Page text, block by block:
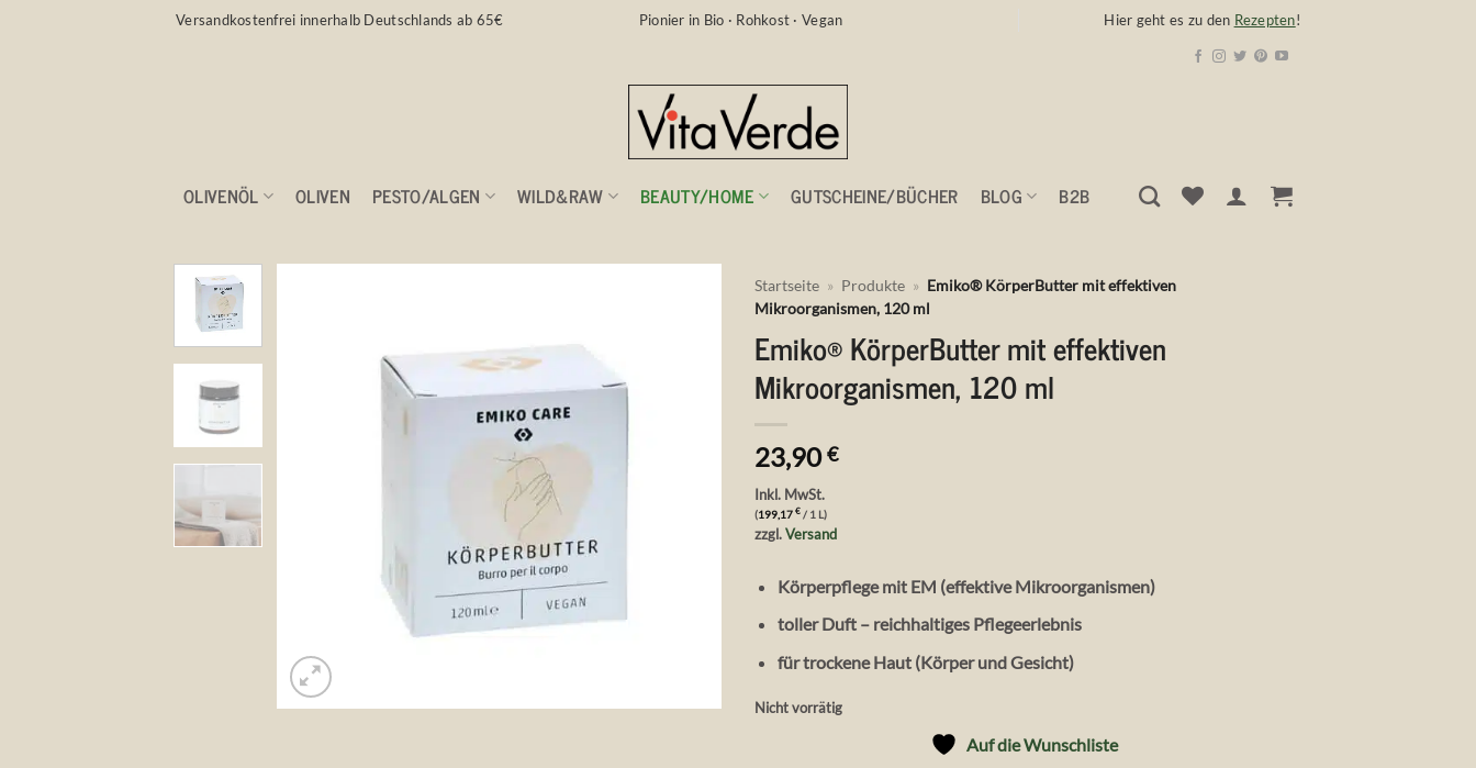
Zum
Versandkostenfrei innerhalb Deutschlands ab 65€ Pionier in Bio · Rohkost · Vegan Hier geht es zu den Rezepten!
OLIVENÖL OLIVEN PESTO/ALGEN WILD&RAW BEAUTY/HOME GUTSCHEINE/BÜCHER BLOG B2B
Startseite » Produkte » Emiko® KörperButter mit effektiven
Mikroorganismen, 120 ml
Emiko® KörperButter mit effektiven
Mikroorganismen, 120 ml
23,90€
Inkl. MwSt.
(199,17 € / 1 L)
zzgl.Versand
Körperpflege mit EM (effektive Mikroorganismen)
toller Duft – reichhaltiges Pflegeerlebnis
für trockene Haut (Körper und Gesicht)
Nicht vorrätig
Auf die Wunschliste